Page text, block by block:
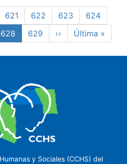
Page
621 Page
622 Page
623 Page
624
Página
actual
628 Page
629
Siguiente
página
››
Última
página
Última »
y Sociales (CCHS) del